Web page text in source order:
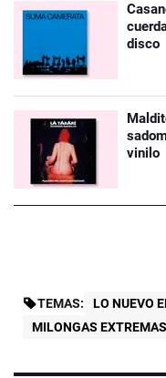
disco
vinilo
TEMAS: LO NUEVO
MILONGAS EXTREMAS